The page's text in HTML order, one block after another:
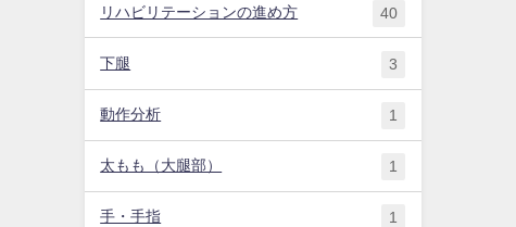
リハビリテーションの進め方 40
下腿 3
動作分析 1
太もも（大腿部） 1
手・手指 1